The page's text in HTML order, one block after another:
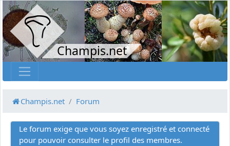
Champis.net
Champis.net Forum
Le forum exige que vous soyez enregistré et connecté
pour pouvoir consulter le profil des membres.